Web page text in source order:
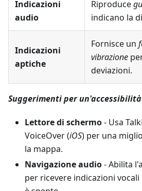
Indicazioni
audio
Riproduce
indicano la
Indicazioni
aptiche
Fornisce un
vibrazione
deviazioni.
Suggerimenti per
Lettore di schermo- Usa
VoiceOver (iOS) per una
la mappa.
Navigazione audio- Abilita
per ricevere indicazioni